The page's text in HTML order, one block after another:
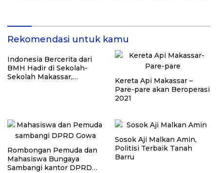
Rekomendasi untuk kamu
Indonesia Bercerita dari
BMH Hadir di Sekolah-
Sekolah Makassar,
Kereta Api Makassar –
Pare-pare akan Beroperasi
2021
Rombongan Pemuda dan
Mahasiswa Bungaya
Sambangi kantor DPRD
Sosok Aji Malkan Amin,
Politisi Terbaik Tanah
Barru